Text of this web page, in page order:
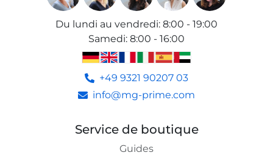
Du lundi au vendredi: 8:00 - 19:00
Samedi: 8:00 - 16:00
+49 9321 90207 03
info@mg-prime.com
Service de boutique
Guides